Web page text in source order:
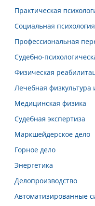
Практическая
Социальная психология
Профессиональная
Судебно-
Физическая
Лечебная
Медицинская физика
Судебная экспертиза
Маркшейдерское дело
Горное дело
Энергетика
Делопроизводство
Автоматизированные